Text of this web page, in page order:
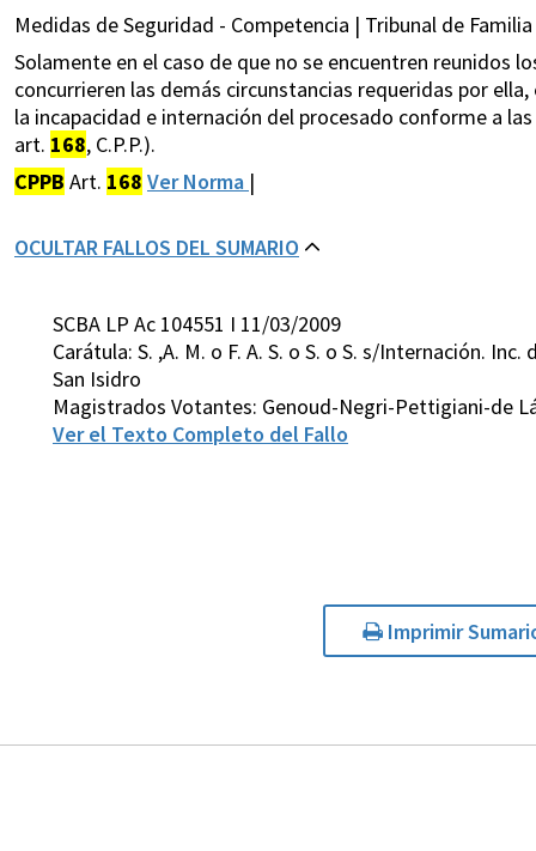
Medidas de Seguridad - Competencia | Tribunal de
Solamente en el caso de que no se encuentren reunidos
concurrieren las demás circunstancias requeridas por
la incapacidad e internación del procesado conforme a
art. 168, C.P.P.).
CPPB Art. 168 Ver Norma |
OCULTAR FALLOS DEL SUMARIO
SCBA LP Ac 104551 I 11/03/2009
Carátula: S. ,A. M. o F. A. S. o S. o S. s/Internación.
San Isidro
Magistrados Votantes: Genoud-Negri-Pettigiani-de
Ver el Texto Completo del Fallo
Imprimir